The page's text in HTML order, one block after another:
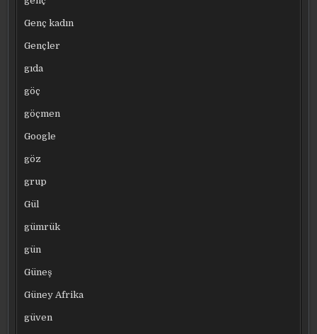
Genç kadın
Gençler
gıda
göç
göçmen
Google
göz
grup
Gül
gümrük
gün
Güneş
Güney Afrika
güven